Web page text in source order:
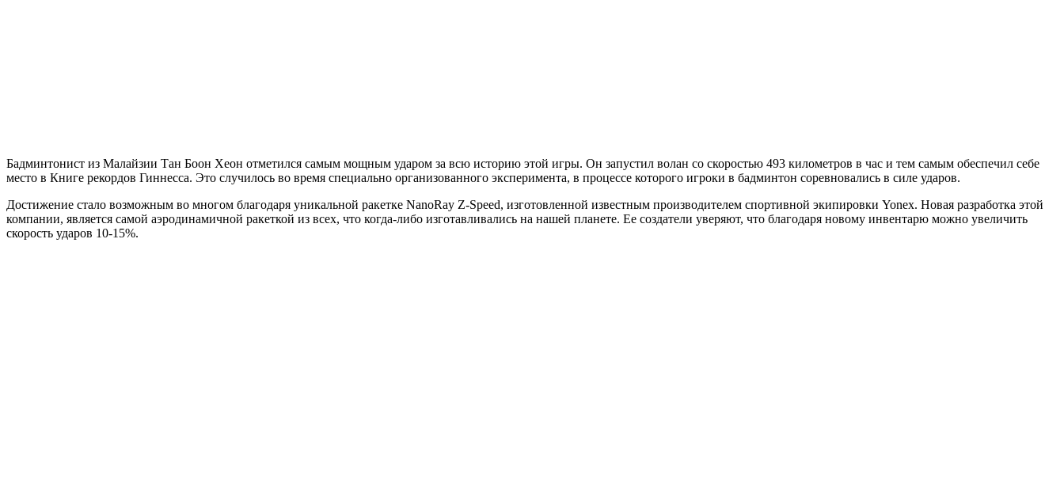
Бадминтонист из Малайзии Тан Боон Хеон отметился самым мощным ударом за всю историю этой игры. Он запустил волан со скоростью 493 километров в час и тем самым обеспечил себе
место в Книге рекордов Гиннесса. Это случилось во время специально организованного эксперимента, в процессе которого игроки в бадминтон соревновались в силе ударов.
Достижение стало возможным во многом благодаря уникальной ракетке NanoRay Z-Speed, изготовленной известным производителем спортивной экипировки Yonex. Новая разработка этой
компании, является самой аэродинамичной ракеткой из всех, что когда-либо изготавливались на нашей планете. Ее создатели уверяют, что благодаря новому инвентарю можно увеличить
скорость ударов 10-15%.